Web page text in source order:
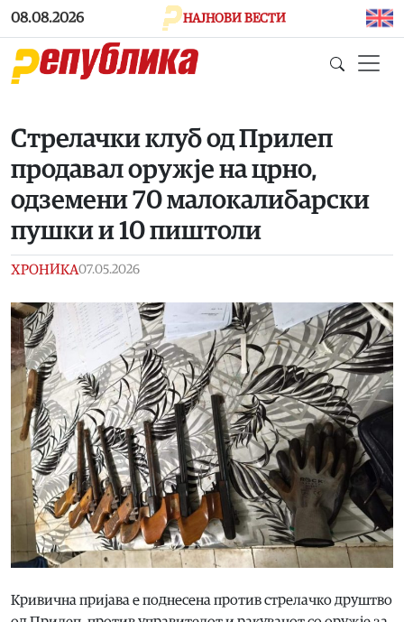
Skip to main content
08.08.2026 НАЈНОВИ ВЕСТИ
Стрелачки клуб од Прилеп
продавал оружје на црно,
одземени 70 малокалибарски
пушки и 10 пиштоли
ХРОНИКА07.05.2026
Кривична пријава е поднесена против стрелачко друштво